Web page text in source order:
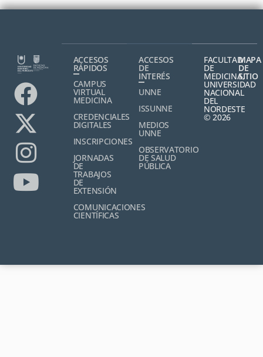
ACCESOS
RÁPIDOS
CAMPUS
VIRTUAL
MEDICINA
CREDENCIALES
DIGITALES
INSCRIPCIONES
JORNADAS
DE
TRABAJOS
DE
EXTENSIÓN
COMUNICACIONES
CIENTÍFICAS
ACCESOS
DE
INTERÉS
UNNE
ISSUNNE
MEDIOS
UNNE
OBSERVATORIO
DE SALUD
PÚBLICA
FACULTAD
DE
MEDICINA,
UNIVERSIDAD
NACIONAL
DEL
NORDESTE
© 2026
MAPA
DE
SITIO